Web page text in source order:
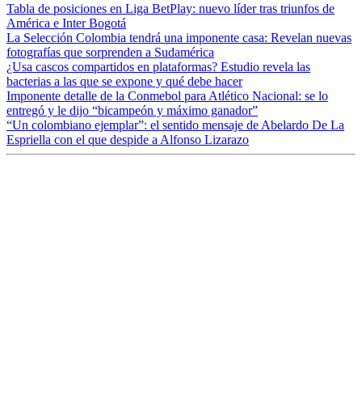
Tabla de posiciones en Liga BetPlay: nuevo líder tras triunfos de
América e Inter Bogotá
La Selección Colombia tendrá una imponente casa: Revelan nuevas
fotografías que sorprenden a Sudamérica
¿Usa cascos compartidos en plataformas? Estudio revela las
bacterias a las que se expone y qué debe hacer
Imponente detalle de la Conmebol para Atlético Nacional: se lo
entregó y le dijo “bicampeón y máximo ganador”
“Un colombiano ejemplar”: el sentido mensaje de Abelardo De La
Espriella con el que despide a Alfonso Lizarazo